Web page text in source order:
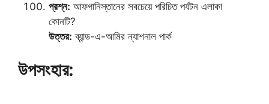
প্রশ্ন: আফগানিস্তানের সবচেয়ে পরিচিত পর্যটন এলাকা
কোনটি?
উত্তর: ব্যান্ড-এ-আমির ন্যাশনাল পার্ক
উপসংহার: